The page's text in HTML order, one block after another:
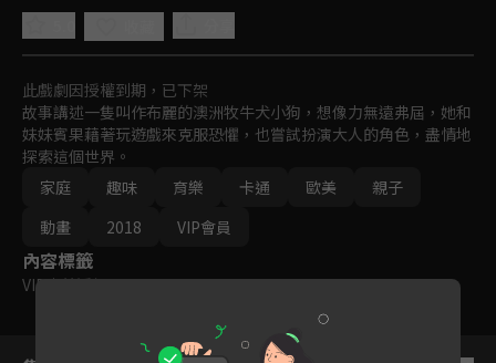
此戲劇因授權到期，已下架
故事講述一隻叫作布麗的澳洲牧牛犬小狗，想像力無遠弗屆，她和
妹妹賓果藉著玩遊戲來克服恐懼，也嘗試扮演大人的角色，盡情地
探索這個世界。
家庭
趣味 育樂 卡通 歐美
親子
動畫
2018 VIP會員
內容標籤
VIP｜普遍級